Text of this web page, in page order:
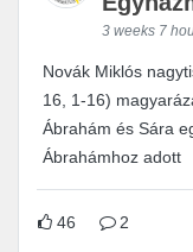
3 weeks 7
Novák Miklós
16, 1-16)
Ábrahám és Sára
Ábrahámhoz adott
46 2